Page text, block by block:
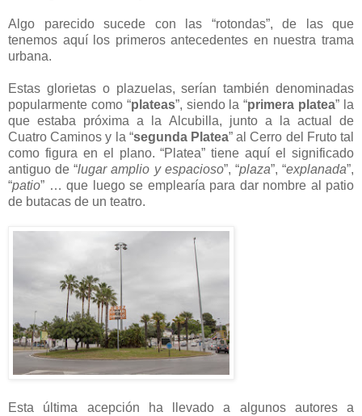
Algo parecido sucede con las “rotondas”, de las que
tenemos aquí los primeros antecedentes en nuestra trama
urbana.
Estas glorietas o plazuelas, serían también denominadas
popularmente como “plateas”, siendo la “primera platea” la
que estaba próxima a la Alcubilla, junto a la actual de
Cuatro Caminos y la “segunda Platea” al Cerro del Fruto tal
como figura en el plano. “Platea” tiene aquí el significado
antiguo de “lugar amplio y espacioso”, “plaza”, “explanada”,
“patio” … que luego se emplearía para dar nombre al patio
de butacas de un teatro.
Esta última acepción ha llevado a algunos autores a